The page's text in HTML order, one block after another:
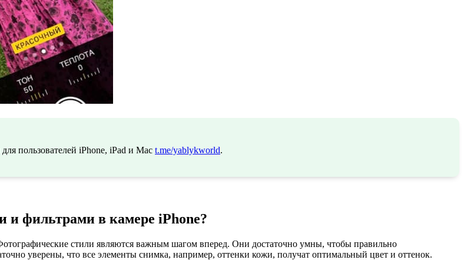
пользователей iPhone, iPad и Mac t.me/yablykworld.
и фильтрами в камере iPhone?
стили являются важным шагом вперед. Они достаточно умны, чтобы правильно
уверены, что все элементы снимка, например, оттенки кожи, получат оптимальный цвет и оттенок.